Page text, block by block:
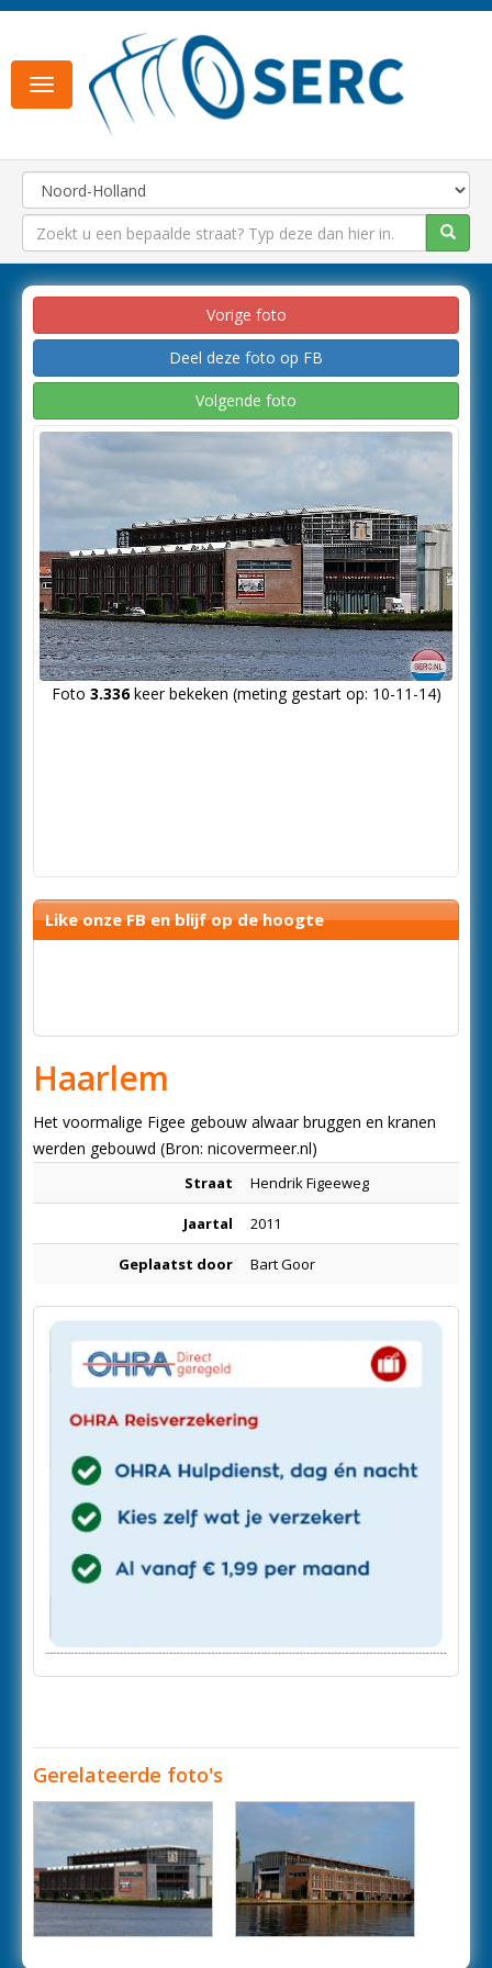
Toggle
navigation
Vorige foto
Deel deze foto op FB
Volgende foto
Foto 3.336keer bekeken (meting gestart op: 10-11-14)
Like onze FB en blijf op de hoogte
Haarlem
Het voormalige Figee gebouw alwaar bruggen en kranen
werden gebouwd (Bron: nicovermeer.nl)
Straat Hendrik Figeeweg
Jaartal 2011
Geplaatst door Bart Goor
Gerelateerde foto's